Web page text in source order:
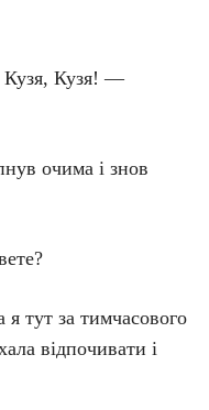
Кузя, Кузя! —
очима і знов
тут за тимчасового
відпочивати і